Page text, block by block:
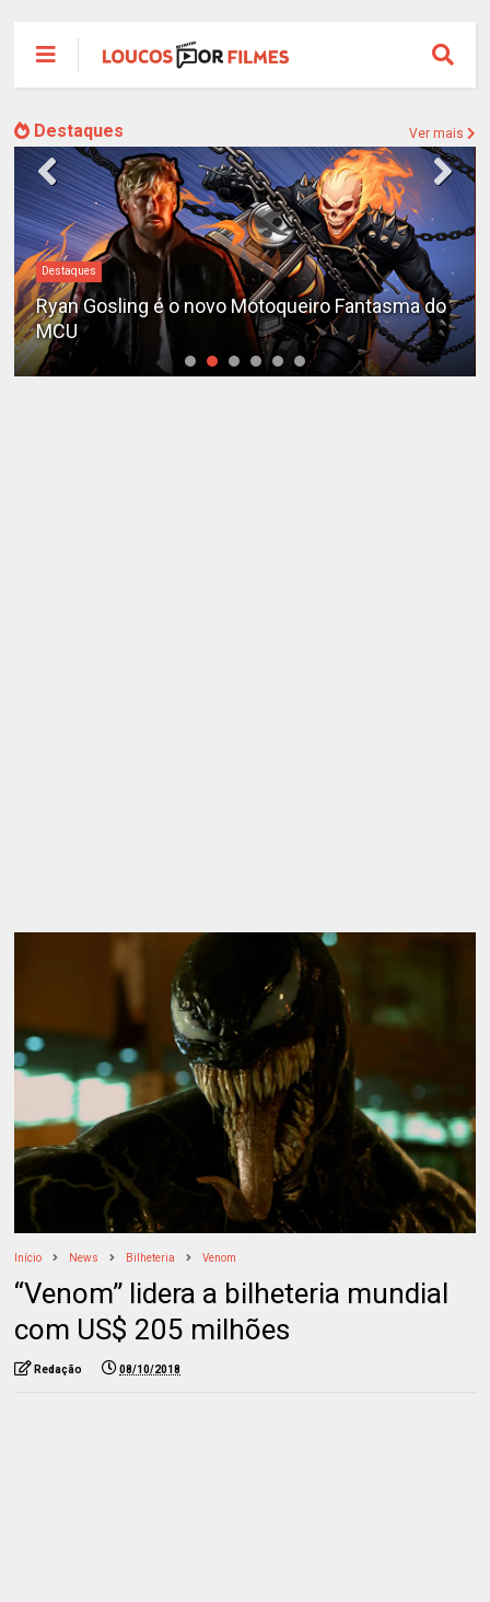
Destaques Ver mais
Destaques
Ryan Gosling é o novo Motoqueiro Fantasma do
MCU
Início News Bilheteria Venom
“Venom” lidera a bilheteria mundial
com US$ 205 milhões
Redação 08/10/2018